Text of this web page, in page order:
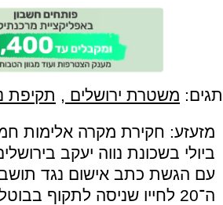
תגים: משטרת ירושלים , תקיפת
ביולי בשכונת נווה יעקב
עם הגשת כתב אישום נגד
ה־20 לחייו שניסה לתקוף